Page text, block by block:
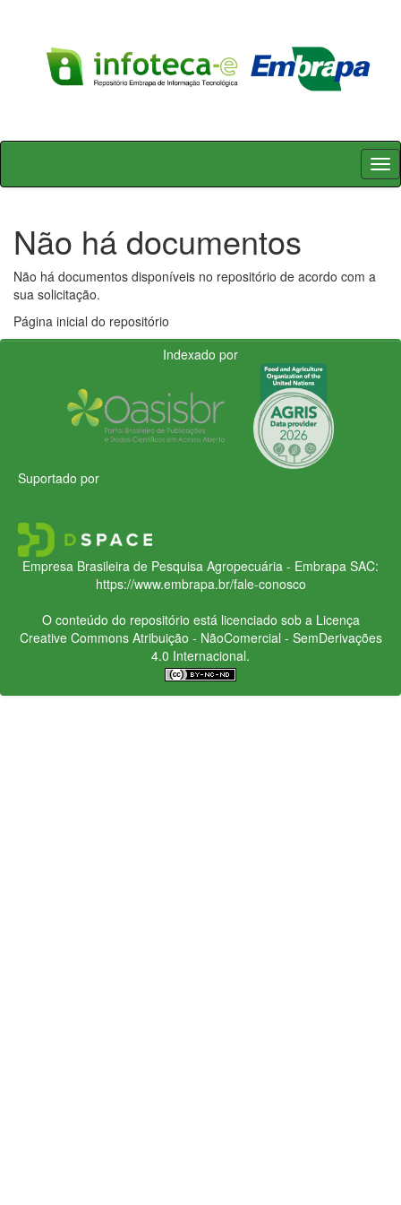
Skip
Não há documentos
Não há documentos disponíveis no repositório de acordo com a
sua solicitação.
Página inicial do repositório
Indexado por
Suportado por
Empresa Brasileira de Pesquisa Agropecuária - Embrapa SAC:
https://www.embrapa.br/fale-conosco
O conteúdo do repositório está licenciado sob a Licença
Creative CommonsAtribuição - NãoComercial - SemDerivações
4.0 Internacional.